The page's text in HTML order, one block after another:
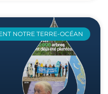
NOTRE TERRE-OCÉAN